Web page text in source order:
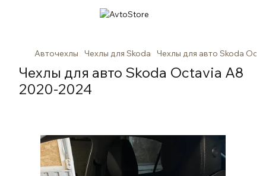
Авточехлы Чехлы для Skoda Чехлы для авто Skoda
Чехлы для авто Skoda Octavia A8
2020-2024